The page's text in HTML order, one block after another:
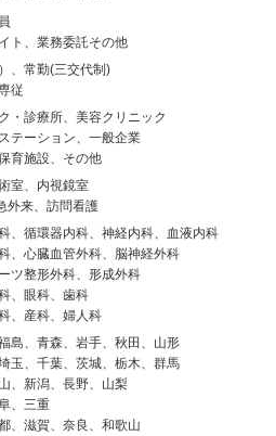
ト、業務委託その他
、常勤(三交代制)
従
・診療所、美容クリニック
テーション、一般企業
育施設、その他
室、内視鏡室
外来、訪問看護
、循環器内科、神経内科、血液内科
、心臓血管外科、脳神経外科
ツ整形外科、形成外科
、眼科、歯科
、産科、婦人科
島、青森、岩手、秋田、山形
玉、千葉、茨城、栃木、群馬
、新潟、長野、山梨
、三重
、滋賀、奈良、和歌山